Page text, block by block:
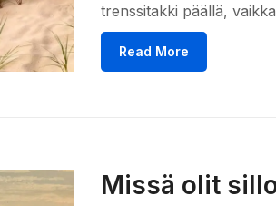
trenssitakki päällä,
Read More
Missä olit